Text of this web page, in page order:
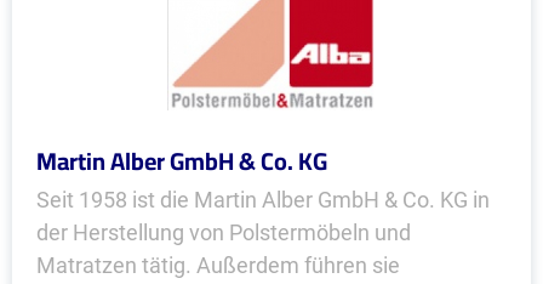
Martin Alber GmbH & Co. KG
Seit 1958 ist die Martin Alber GmbH & Co. KG in
der Herstellung von Polstermöbeln und
Matratzen tätig. Außerdem führen sie